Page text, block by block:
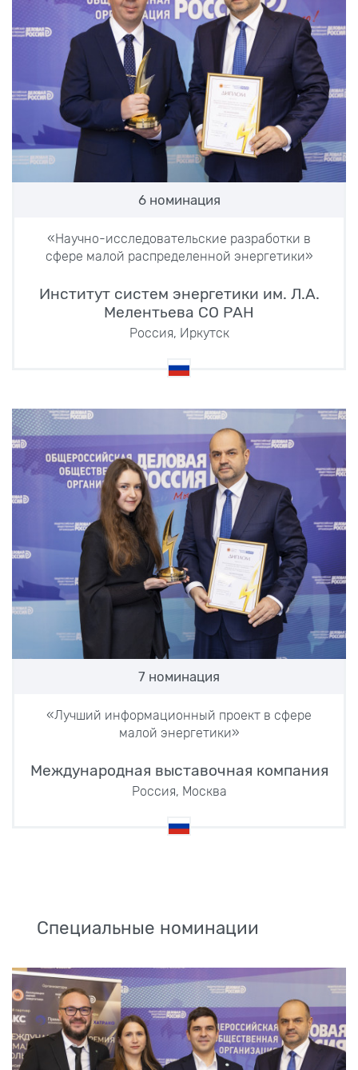
6 номинация
«Научно-исследовательские разработки в
сфере малой распределенной энергетики»
Институт систем энергетики им. Л.А.
Мелентьева СО РАН
Россия, Иркутск
7 номинация
«Лучший информационный проект в сфере
малой энергетики»
Международная выставочная компания
Россия, Москва
Специальные номинации